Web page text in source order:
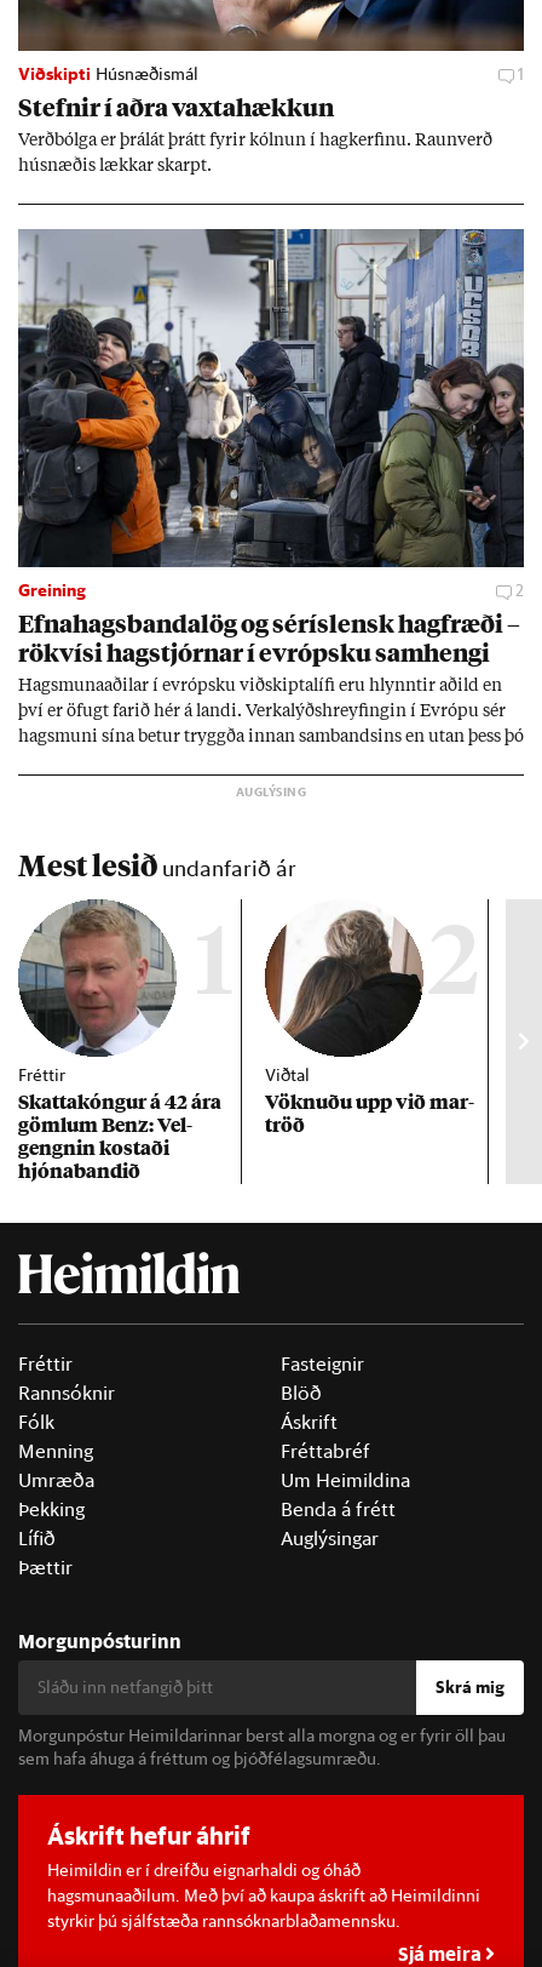
Viðskipti Húsnæðismál 1
Stefn­ir í aðra vaxta­hækk­un
Verð­bólga er þrálát þrátt fyr­ir kóln­un í hag­kerf­inu. Raun­verð
hús­næð­is lækk­ar skarpt.
Greining 2
Efna­hags­banda­lög og sér­ís­lensk hag­fræði –
rök­vísi hag­stjórn­ar í evr­ópsku sam­hengi
Hags­muna­að­il­ar í evr­ópsku við­skipta­lífi eru hlynnt­ir að­ild en
því er öf­ugt far­ið hér á landi. Verka­lýðs­hreyf­ing­in í Evr­ópu sér
hags­muni sína bet­ur tryggða inn­an sam­bands­ins en ut­an þess þó
Evr­ópu­sam­bands­ins er í mikl­um meiri­hluta ánægð­ur með það
Mest lesið undanfarið ár
1
Fréttir
Skattakóng­ur á 42 ára
göml­um Benz: Vel­
gengn­in kostaði
hjóna­band­ið
2
Viðtal
Vökn­uðu upp við mar­
tröð
Fréttir
Rannsóknir
Fólk
Menning
Umræða
Þekking
Lífið
Þættir
Fasteignir
Blöð
Áskrift
Fréttabréf
Um Heimildina
Benda á frétt
Auglýsingar
Morgunpósturinn
Skrá mig
Morgunpóstur Heimildarinnar berst alla morgna og er fyrir öll þau
sem hafa áhuga á fréttum og þjóðfélagsumræðu.
Áskrift hefur áhrif
Heimildin er í dreifðu eignarhaldi og óháð
hagsmunaaðilum. Með því að kaupa áskrift að Heimildinni
styrkir þú sjálfstæða rannsóknarblaðamennsku.
Sjá meira